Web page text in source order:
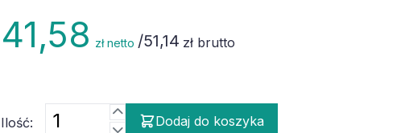
41,58 zł netto /51,14 zł brutto
Ilość: Dodaj do koszyka